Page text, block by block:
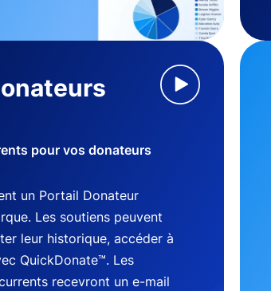
pour vos donateurs
un Portail Donateur
Les soutiens peuvent
leur historique, accéder à
QuickDonate™. Les
recevront un e-mail